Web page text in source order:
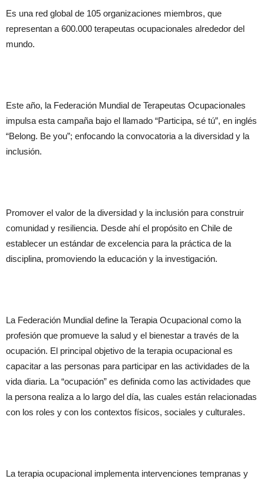
Es una red global de 105 organizaciones miembros, que
representan a 600.000 terapeutas ocupacionales alrededor del
mundo.
Este año, la Federación Mundial de Terapeutas Ocupacionales
impulsa esta campaña bajo el llamado “Participa, sé tú”, en inglés
“Belong. Be you”; enfocando la convocatoria a la diversidad y la
inclusión.
Promover el valor de la diversidad y la inclusión para construir
comunidad y resiliencia. Desde ahí el propósito en Chile de
establecer un estándar de excelencia para la práctica de la
disciplina, promoviendo la educación y la investigación.
La Federación Mundial define la Terapia Ocupacional como la
profesión que promueve la salud y el bienestar a través de la
ocupación. El principal objetivo de la terapia ocupacional es
capacitar a las personas para participar en las actividades de la
vida diaria. La “ocupación” es definida como las actividades que
la persona realiza a lo largo del día, las cuales están relacionadas
con los roles y con los contextos físicos, sociales y culturales.
La terapia ocupacional implementa intervenciones tempranas y